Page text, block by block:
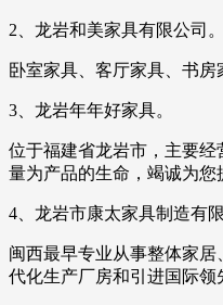
2、龙岩和美家具有限公司。
卧室家具、客厅家具、书
3、龙岩年年好家具。
位于福建省龙岩市，主要
量为产品的生命，竭诚为您
4、龙岩市康太家具制造有限
闽西最早专业从事整体家
代化生产厂房和引进国际领